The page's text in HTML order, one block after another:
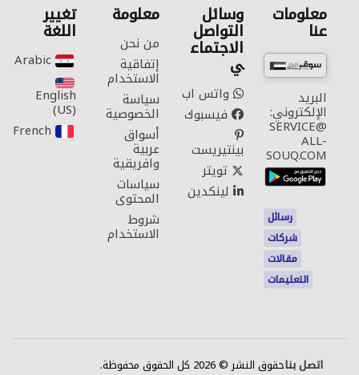
معلومات
عنا
البريد
الإلكتروني:
SERVICE@
ALL-
SOUQ.COM
رسائل
شركات
مقالات
التعليمات
وسائل
التواصل
الاجتماع
ي
واتس اب
فيسبوك
بينتيريست
تويتر
لينكدين
معلومة
من نحن
إتفاقية
الاستخدام
سياسة
الخصوصية
أسواق
عربية
وافريقية
سياسات
المحتوى
شروط
الاستخدام
تغيير
اللغة
Arabic‎
English
(US)‎
French‎
اتصل بناحقوق النشر © 2026 كل الحقوق محفوظة.